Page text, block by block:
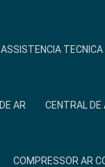
ASSISTENCIA
AR CENTRAL DE
COMPRESSOR AR